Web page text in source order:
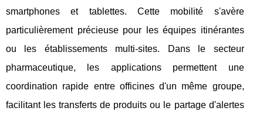
smartphones et tablettes. Cette mobilité s'avère
particulièrement précieuse pour les équipes itinérantes
ou les établissements multi-sites. Dans le secteur
pharmaceutique, les applications permettent une
coordination rapide entre officines d'un même groupe,
facilitant les transferts de produits ou le partage d'alertes